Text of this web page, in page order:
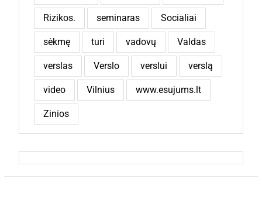
Rizikos. seminaras Socialiai
sėkmę turi vadovų Valdas
verslas Verslo verslui verslą
video Vilnius www.esujums.lt
Zinios